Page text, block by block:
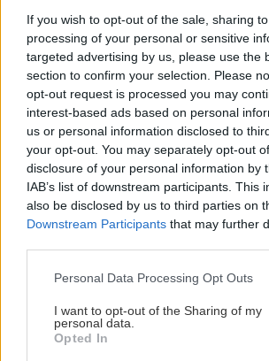
If you wish to opt-out of the sale, sharing
processing of your personal or sensitive
targeted advertising by us, please use the
section to confirm your selection. Please
opt-out request is processed you may
interest-based ads based on personal
us or personal information disclosed to
your opt-out. You may separately opt-out
disclosure of your personal information by
IAB’s list of downstream participants. This
also be disclosed by us to third parties on
Downstream Participants that may further
Please note that this website/app uses one
not limited to your visit or usage behaviour.
grant or deny consent to Google and its
use your data for below specified purposes
Personal Data Processing Opt Outs
I want to opt-out of the Sharing of my
personal data.
Opted In
ert behov. Vi är flexibla och ordnar allt
mindre grupp i en loge, biosittning i vår
eller en kombination av en
lunch, middag och hockeymatch.
hjälper vi till att ordna något som
Förtäring
Tillsammans med Arenarestaurangen
upplägg kring lunch och fika så det
behov. Ni kan även boka middag och
hockeymatch för teambuilding och en
på arbetsdagen.
Övrigt
Vi har unika utrymmen som kan
Visa mer